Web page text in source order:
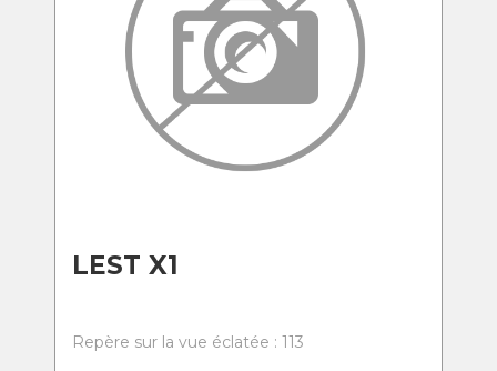
LEST X1
Repère sur la vue éclatée : 113